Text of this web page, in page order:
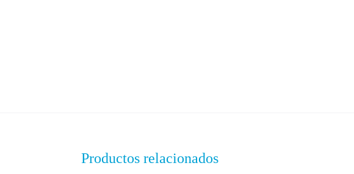
Productos relacionados